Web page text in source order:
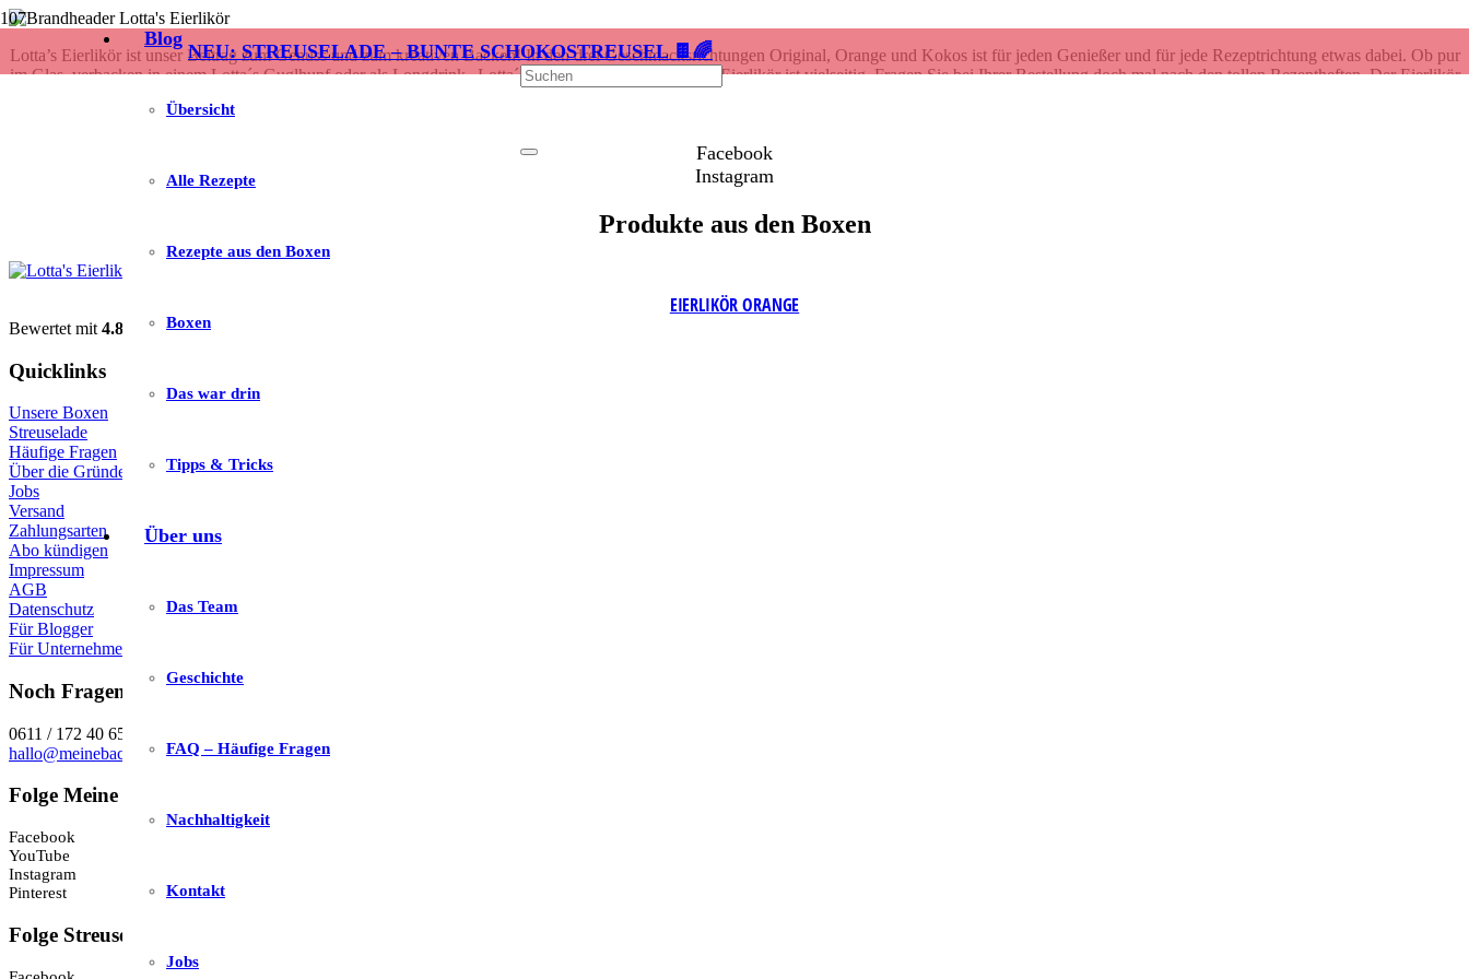
NEU: STREUSELADE – BUNTE SCHOKOSTREUSEL 🍫🌈
Blog
Übersicht
Alle Rezepte
Rezepte aus den Boxen
Boxen
Das war drin
Tipps & Tricks
Über uns
Das Team
Geschichte
FAQ – Häufige Fragen
Nachhaltigkeit
Kontakt
Jobs
Lotta’s Eierlikör ist unser Beitrag zum Genuss und zum kreativen Backen! In den drei Geschmacksrichtungen Original, Orange und Kokos ist für jeden Genießer und für jede Rezeptrichtung etwas dabei. Ob pur
im Glas, verbacken in einem Lotta´s Guglhupf oder als Longdrink „Lotta´s Eierlikör Daiquiri“, Lotta´s Eierlikör ist vielseitig. Fragen Sie bei Ihrer Bestellung doch mal nach den tollen Rezeptheften. Der Eierlikör
Facebook
Instagram
Produkte aus den Boxen
EIERLIKÖR ORANGE
Bewertet mit 4.87 von 5
Quicklinks
Unsere Boxen
Streuselade
Häufige Fragen
Über die Gründerin
Jobs
Versand
Zahlungsarten
Abo kündigen
Impressum
AGB
Datenschutz
Für Blogger
Für Unternehmen
Noch Fragen?
0611 / 172 40 650
hallo@meinebackbox.de
Folge Meine Backbox
Facebook
YouTube
Instagram
Pinterest
Folge Streuselade